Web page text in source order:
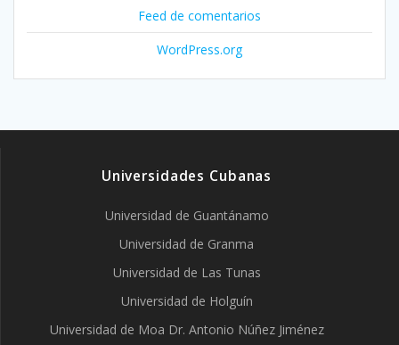
Feed de comentarios
WordPress.org
Universidades Cubanas
Universidad de Guantánamo
Universidad de Granma
Universidad de Las Tunas
Universidad de Holguín
Universidad de Moa Dr. Antonio Núñez Jiménez